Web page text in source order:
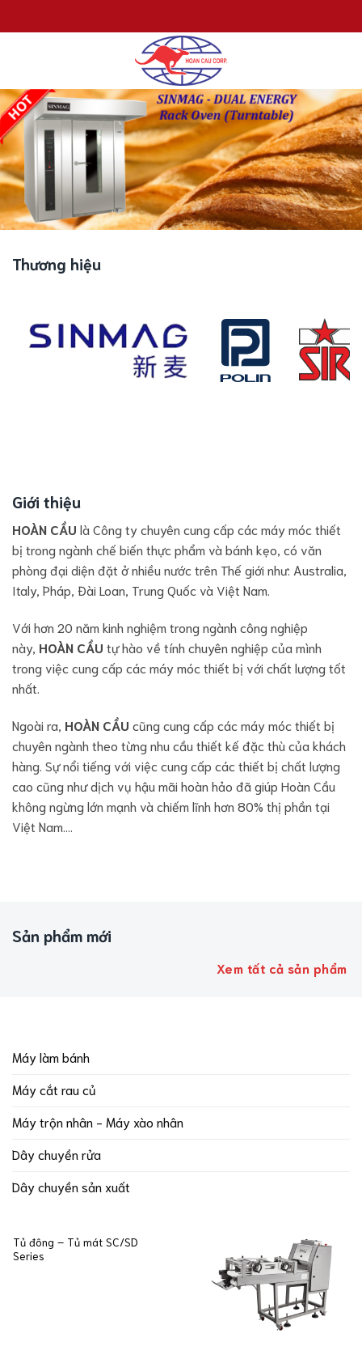
đến
Thương hiệu
Giới thiệu
HOÀN CẦU là Công ty chuyên cung cấp các máy móc thiết
bị trong ngành chế biến thực phẩm và bánh kẹo, có văn
phòng đại diện đặt ở nhiều nước trên Thế giới như: Australia,
Italy, Pháp, Đài Loan, Trung Quốc và Việt Nam.
Với hơn 20 năm kinh nghiệm trong ngành công nghiệp
này, HOÀN CẦU tự hào về tính chuyên nghiệp của mình
trong việc cung cấp các máy móc thiết bị với chất lượng tốt
nhất.
Ngoài ra, HOÀN CẦU cũng cung cấp các máy móc thiết bị
chuyên ngành theo từng nhu cầu thiết kế đặc thù của khách
hàng. Sự nổi tiếng với việc cung cấp các thiết bị chất lượng
cao cũng như dịch vụ hậu mãi hoàn hảo đã giúp Hoàn Cầu
không ngừng lớn mạnh và chiếm lĩnh hơn 80% thị phần tại
Việt Nam….
Sản phẩm mới
Xem tất cả sản phẩm
Máy làm bánh
Máy cắt rau củ
Máy trộn nhân - Máy xào nhân
Dây chuyền rửa
Dây chuyền sản xuất
Tủ đông – Tủ mát SC/SD
Series